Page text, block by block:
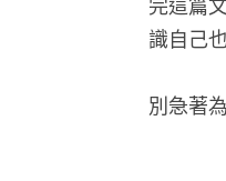
完這篇
識自己
別急著